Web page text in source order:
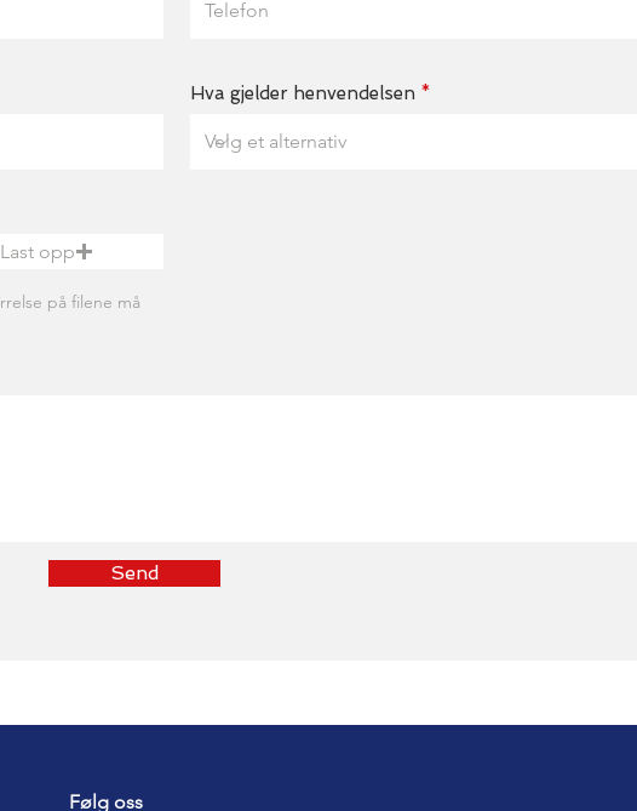
Hva gjelder henvendelsen
Last opp
på filene må
Send
Følg oss